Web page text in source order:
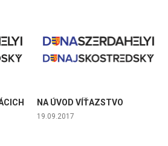
NA ÚVOD VÍŤAZSTVO
19.09.2017